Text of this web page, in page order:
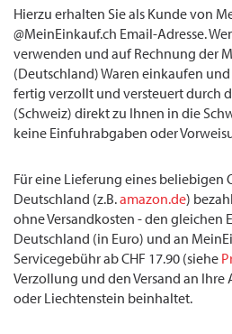
Hierzu erhalten Sie als Kunde von
@MeinEinkauf.ch Email-Adresse.
verwenden und auf Rechnung der
(Deutschland) Waren einkaufen
fertig verzollt und versteuert durch
(Schweiz) direkt zu Ihnen in die
keine Einfuhrabgaben oder
Für eine Lieferung eines beliebigen
Deutschland (z.B.amazon.de)
ohne Versandkosten - den gleichen
Deutschland (in Euro) und an
Servicegebühr ab CHF 17.90 (siehe
Verzollung und den Versand an Ihre
oder Liechtenstein beinhaltet.